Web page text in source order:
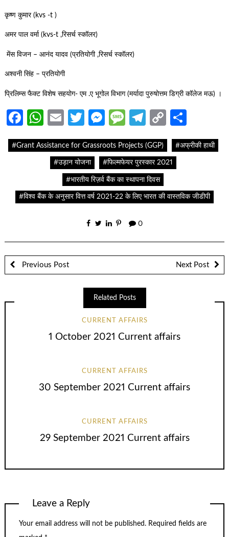
कृष्ण कुमार (kvs -t )
अमर पाल वर्मा (kvs-t ,रिसर्च स्कॉलर)
मेंस विजन – आनंद यादव (प्रतियोगी ,रिसर्च स्कॉलर)
अश्वनी सिंह – प्रतियोगी
प्रिलिम्स फैक्ट विशेष सहयोग- एम .ए भूगोल विभाग (मर्यादा पुरुषोत्तम डिग्री कॉलेज मऊ) ।
Facebook
WhatsApp
EmailTwitter
Messenger
Message
Telegram
Copy
#Grant Assistance for Grassroots Projects (GGP) #अफ्रीकी हाथी
#उड़ान योजना #फिल्मफेयर पुरस्कार 2021
#भारतीय रिज़र्व बैंक का स्थापना दिवस
#विश्व बैंक के अनुसार वित्त वर्ष 2021-22 के लिए भारत की वास्तविक जीडीपी
0
Previous Post Next Post
Related Posts
CURRENT AFFAIRS
1 October 2021 Current affairs
CURRENT AFFAIRS
30 September 2021 Current affairs
CURRENT AFFAIRS
29 September 2021 Current affairs
Leave a Reply
Your email address will not be published. Required fields are